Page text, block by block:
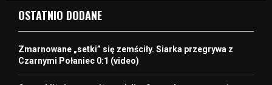
OSTATNIO DODANE
Zmarnowane „setki” się zemściły. Siarka przegrywa z
Czarnymi Połaniec 0:1 (video)